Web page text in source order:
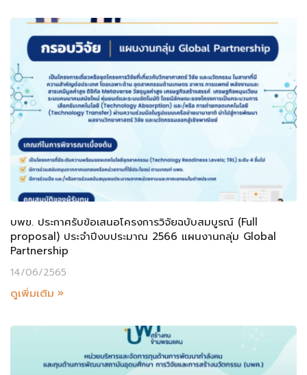
บพข. ประกาศรับข้อเสนอโครงการวิจัยฉบับสมบูรณ์ (Full
proposal) ประจำปีงบประมาณ 2566 แผนงานกลุ่ม Global
Partnership
14/06/2565
ดูเพิ่มเติม »